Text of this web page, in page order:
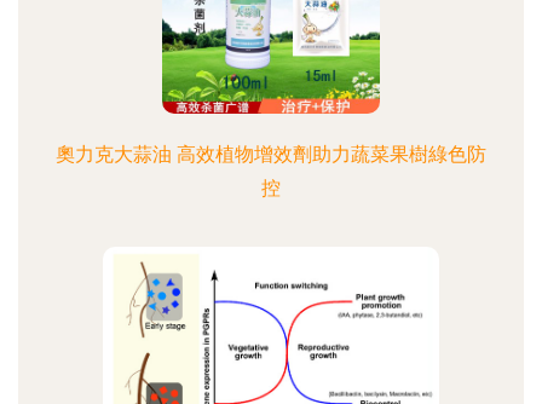
奧力克大蒜油 高效植物增效劑助力蔬菜果樹綠色防
控